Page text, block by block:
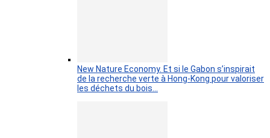
New Nature Economy. Et si le Gabon s’inspirait
de la recherche verte à Hong-Kong pour valoriser
les déchets du bois…